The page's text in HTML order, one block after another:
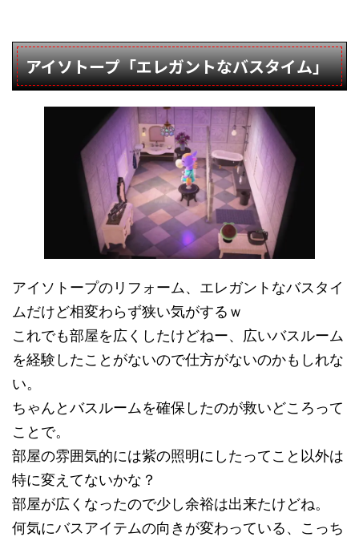
アイソトープ「エレガントなバスタイム」
アイソトープのリフォーム、エレガントなバスタイ
ムだけど相変わらず狭い気がするｗ
これでも部屋を広くしたけどねー、広いバスルーム
を経験したことがないので仕方がないのかもしれな
い。
ちゃんとバスルームを確保したのが救いどころって
ことで。
部屋の雰囲気的には紫の照明にしたってこと以外は
特に変えてないかな？
部屋が広くなったので少し余裕は出来たけどね。
何気にバスアイテムの向きが変わっている、こっち